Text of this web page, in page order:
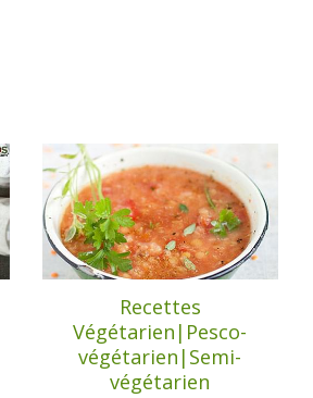
Recettes
Végétarien|Pesco-
végétarien|Semi-
végétarien